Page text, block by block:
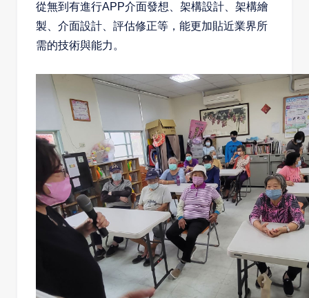
從無到有進行APP介面發想、架構設計、架構繪
製、介面設計、評估修正等，能更加貼近業界所
需的技術與能力。